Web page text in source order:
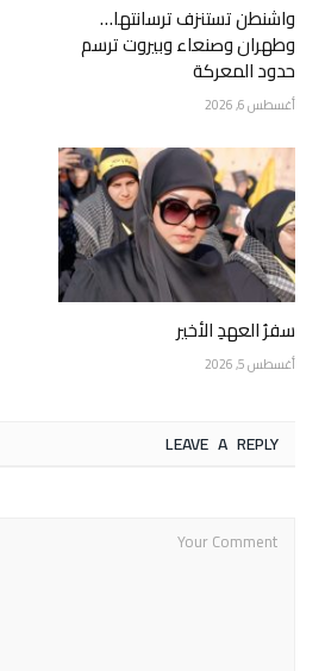
واشنطن تستنزف ترسانتها…
وطهران وصنعاء وبيروت ترسم
حدود المعركة
أغسطس 6, 2026
سفرُ العهدِ الأخير
أغسطس 5, 2026
LEAVE A REPLY